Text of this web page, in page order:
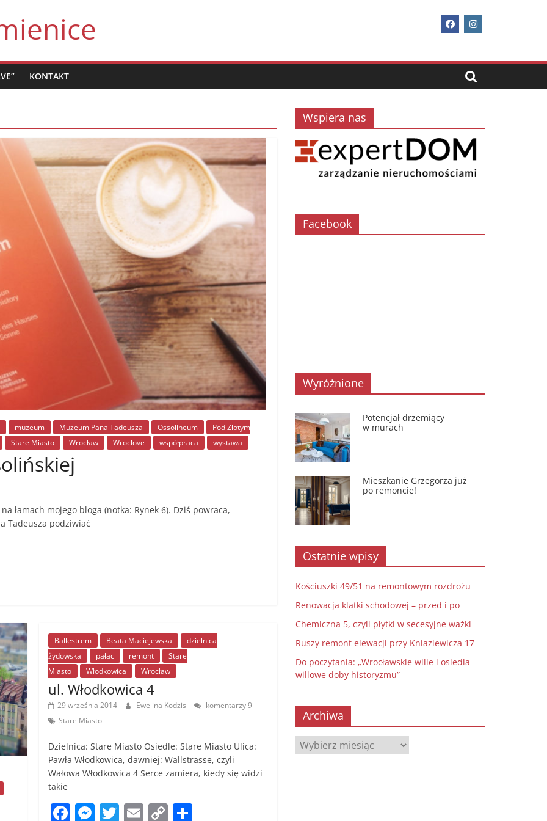
KONTAKT
muzeum Muzeum Pana Tadeusza Ossolineum
Pod Złotym
Stare Miasto Wrocław Wroclove współpraca wystawa
łamach mojego bloga (notka: Rynek 6). Dziś powraca,
Tadeusza podziwiać
Ballestrem Beata Maciejewska
dzielnica
żydowska
pałac remont
Stare
Miasto
Włodkowica Wrocław
ul. Włodkowica 4
29 września 2014 Ewelina Kodzis
komentarzy 9
Stare Miasto
Dzielnica: Stare Miasto Osiedle: Stare Miasto Ulica:
Pawła Włodkowica, dawniej: Wallstrasse, czyli
Wałowa Włodkowica 4 Serce zamiera, kiedy się widzi
takie
F M T E C
Wspiera nas
Facebook
Wyróżnione
Potencjał drzemiący
w murach
Mieszkanie Grzegorza już
po remoncie!
Ostatnie wpisy
Kościuszki 49/51 na remontowym rozdrożu
Renowacja klatki schodowej – przed i po
Chemiczna 5, czyli płytki w secesyjne ważki
Ruszy remont elewacji przy Kniaziewicza 17
Do poczytania: „Wrocławskie wille i osiedla
willowe doby historyzmu”
Archiwa
Archiwa